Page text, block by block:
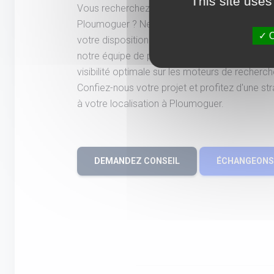
Vous recherchez une agence spécialisée en
Ploumoguer ? Ne cherchez plus ! Notre
votre disposition son expertise en SEO, SEA
notre équipe de professionnels expérimentés,
visibilité optimale sur les moteurs de
Confiez-nous votre projet et profitez d'une
à votre localisation à Ploumoguer.
DEMANDEZ CONSEIL